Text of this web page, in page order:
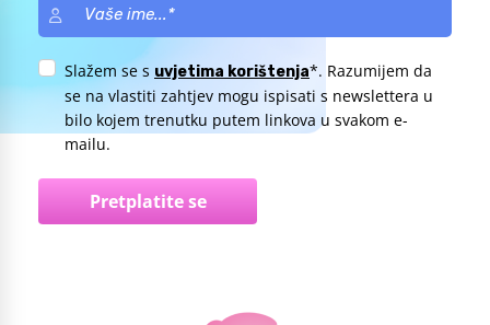
Slažem se s uvjetima korištenja*. Razumijem da
se na vlastiti zahtjev mogu ispisati s newslettera u
bilo kojem trenutku putem linkova u svakom e-
mailu.
Pretplatite se